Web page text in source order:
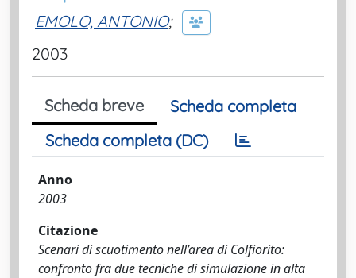
EMOLO, ANTONIO;
2003
Scheda breve
Scheda completa
Scheda completa (DC)
Anno
2003
Citazione
Scenari di scuotimento nell’area di Colfiorito:
confronto fra due tecniche di simulazione in alta